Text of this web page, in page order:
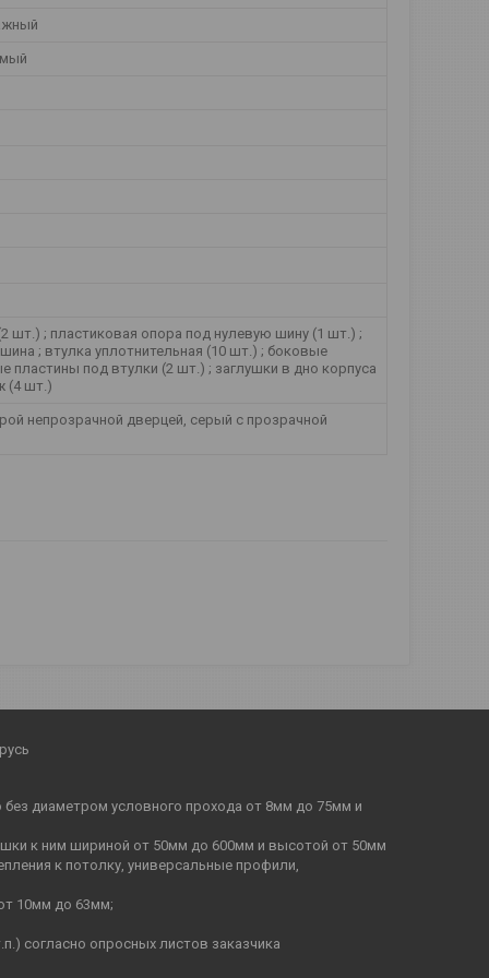
шт.) ; пластиковая опора под нулевую шину (1 шт.) ;
; втулка уплотнительная (10 шт.) ; боковые
пластины под втулки (2 шт.) ; заглушки в дно корпуса
(4 шт.)
непрозрачной дверцей, серый с прозрачной
без диаметром условного прохода от 8мм до 75мм и
к ним шириной от 50мм до 600мм и высотой от 50мм
к потолку, универсальные профили,
10мм до 63мм;
согласно опросных листов заказчика